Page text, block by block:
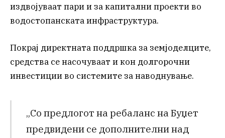
издвојуваат пари и за капитални проекти во
водостопанската инфраструктура.
Покрај директната поддршка за земјоделците,
средства се насочуваат и кон долгорочни
инвестиции во системите за наводнување.
„Со предлогот на ребаланс на Буџет
предвидени се дополнителни над